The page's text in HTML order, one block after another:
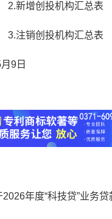
新增创投机构汇总表
注销创投机构汇总表
9日
2026年度“科技贷”业务